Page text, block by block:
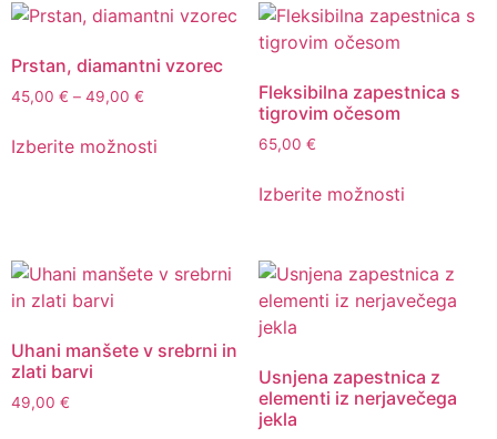
Prstan, diamantni vzorec
45,00 € – 49,00 €
Izberite možnosti
Fleksibilna zapestnica s
tigrovim očesom
65,00 €
Izberite možnosti
Uhani manšete v srebrni in
zlati barvi
49,00 €
Usnjena zapestnica z
elementi iz nerjavečega
jekla